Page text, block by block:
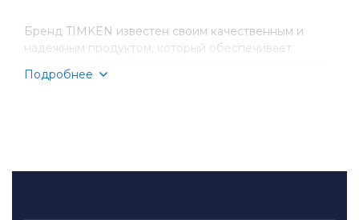
Бренд TIMKEN известен своим качественным и
надежным продуктом, который обеспечивает
оборудования. Компания имеет более чем
Подробнее